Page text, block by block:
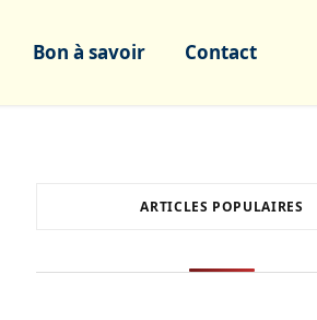
Bon à savoir Contact
ARTICLES POPULAIRES